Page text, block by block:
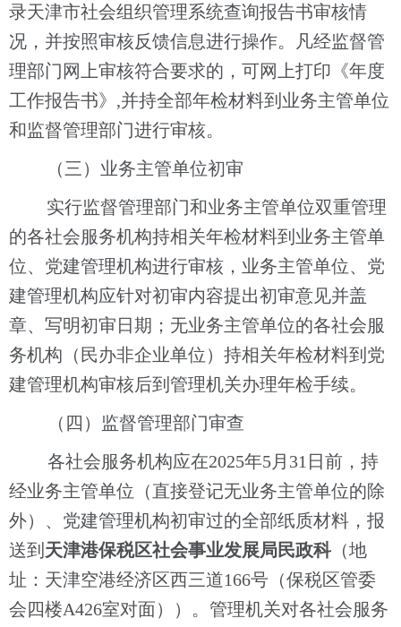
录天津市社会组织管理系统查询报告书审核情
况，并按照审核反馈信息进行操作。凡经监督管
理部门网上审核符合要求的，可网上打印《年度
工作报告书》 ,并持全部年检材料到业务主管单位
和监督管理部门进行审核。
（三）业务主管单位初审
实行监督管理部门和业务主管单位双重管理
的各社会服务机构持相关年检材料到业务主管单
位、党建管理机构进行审核，业务主管单位、党
建管理机构应针对初审内容提出初审意见并盖
章、写明初审日期； 无业务主管单位的各社会服
务机构（民办非企业单位）持相关年检材料到党
建管理机构审核后到管理机关办理年检手续。
（四）监督管理部门审查
各社会服务机构应在2025年5月 31 日前，持
经业务主管单位（直接登记无业务主管单位的除
外）、党建管理机构初审过的全部纸质材料，报
送到 天津港保税区社会事业发展局民政科 （地
址： 天津空港经济区西三道166号（保税区管委
会四楼A426室对面）） 。管理机关对各社会服务